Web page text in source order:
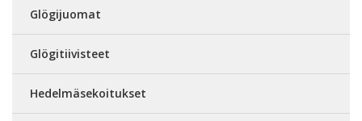
Glögijuomat
Glögitiivisteet
Hedelmäsekoitukset